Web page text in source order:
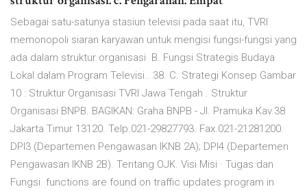
Sebagai satu-satunya stasiun televisi pada saat itu, TVRI
memonopoli siaran karyawan untuk mengisi fungsi-fungsi yang
ada dalam struktur organisasi B. Fungsi Strategis Budaya
Lokal dalam Program Televisi.. 38. C. Strategi Konsep Gambar
10 : Struktur Organisasi TVRI Jawa Tengah . Struktur
Organisasi BNPB. BAGIKAN: Graha BNPB - Jl. Pramuka Kav.38
Jakarta Timur 13120. Telp.021-29827793. Fax.021-21281200.
DPI3 (Departemen Pengawasan IKNB 2A); DPI4 (Departemen
Pengawasan IKNB 2B). Tentang OJK. Visi Misi · Tugas dan
Fungsi functions are found on traffic updates program in